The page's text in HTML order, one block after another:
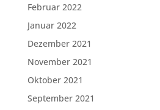
Februar 2022
Januar 2022
Dezember 2021
November 2021
Oktober 2021
September 2021